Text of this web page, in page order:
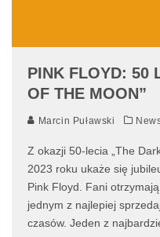
PINK FLOYD: 50
OF THE MOON”
Marcin Puławski
Z okazji 50-lecia „The
2023 roku ukaże się
Pink Floyd. Fani
jednym z najlepiej
czasów. Jeden z